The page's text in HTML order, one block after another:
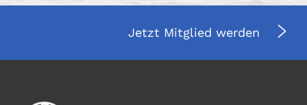
Jetzt Mitglied werden